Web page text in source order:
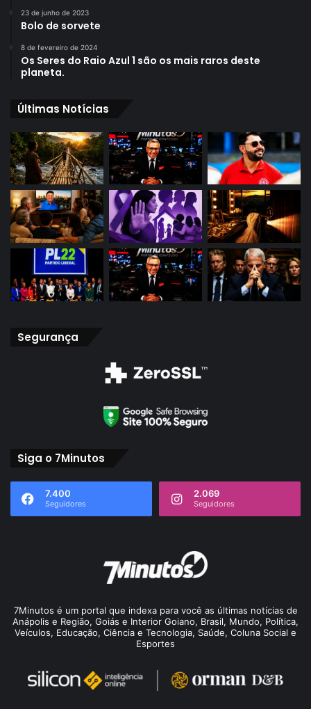
23 de junho de 2023
Bolo de sorvete
8 de fevereiro de 2024
Os Seres do Raio Azul 1 são os mais raros deste
planeta.
Últimas Notícias
Segurança
Siga o 7Minutos
7.400
Seguidores
2.069
Seguidores
7Minutos é um portal que indexa para você as últimas notícias de
Anápolis e Região, Goiás e Interior Goiano, Brasil, Mundo, Política,
Veículos, Educação, Ciência e Tecnologia, Saúde, Coluna Social e
Esportes